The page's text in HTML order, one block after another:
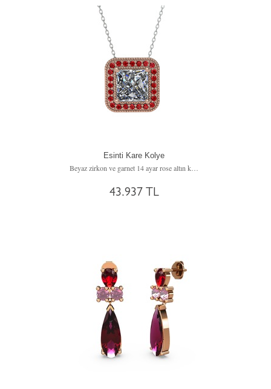
Esinti Kare Kolye
Beyaz zirkon ve garnet 14 ayar rose altın kolye (40 cm beyaz altın rolo zincir)
43.937 TL